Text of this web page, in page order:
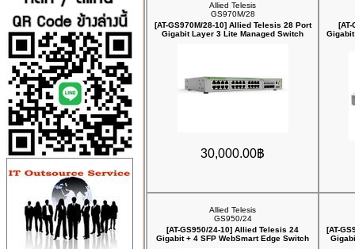
Allied Telesis
GS970M/28
[AT-GS970M/28-10] Allied Telesis 28 Port
Gigabit Layer 3 Lite Managed Switch
30,000.00฿
Allied Telesis
GS950/24
[AT-GS950/24-10] Allied Telesis 24
Gigabit + 4 SFP WebSmart Edge Switch
[AT-